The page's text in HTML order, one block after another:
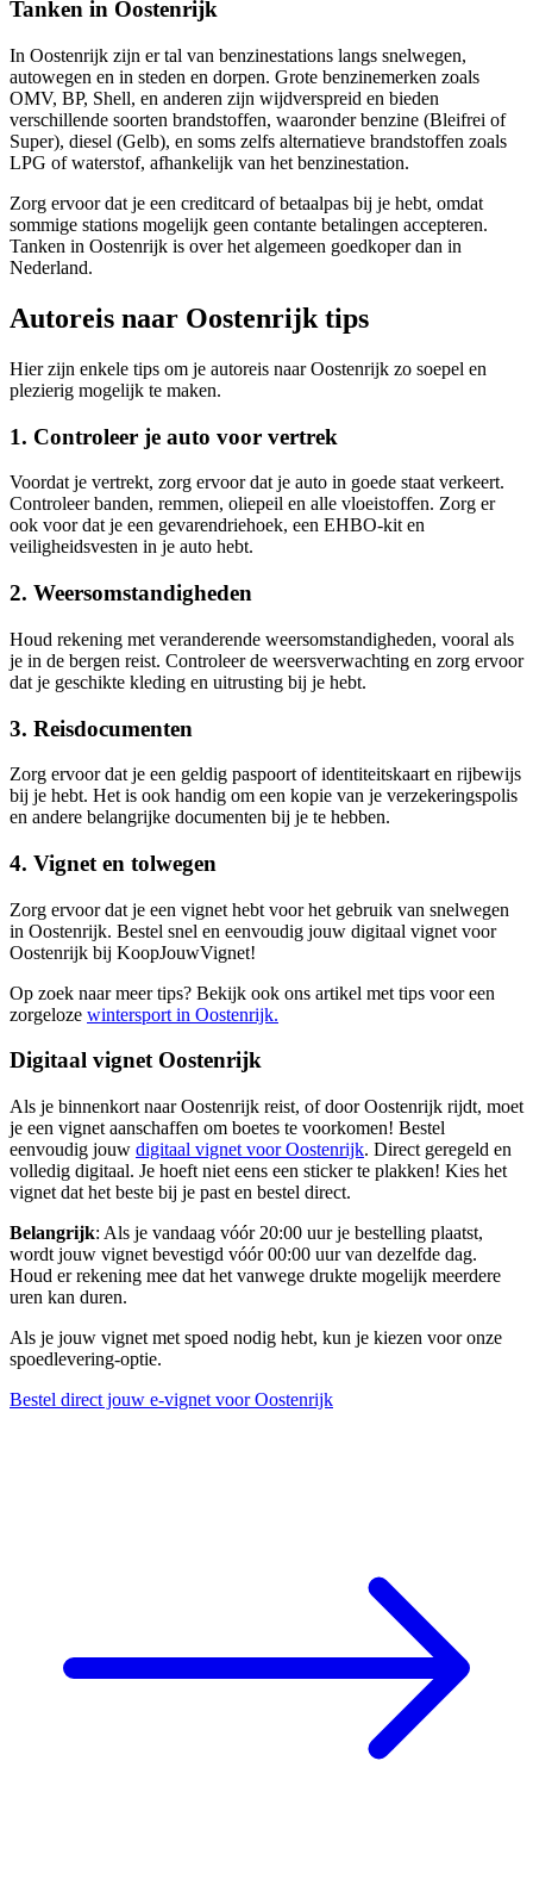
Tanken in Oostenrijk
In Oostenrijk zijn er tal van benzinestations langs snelwegen,
autowegen en in steden en dorpen. Grote benzinemerken zoals
OMV, BP, Shell, en anderen zijn wijdverspreid en bieden
verschillende soorten brandstoffen, waaronder benzine (Bleifrei of
Super), diesel (Gelb), en soms zelfs alternatieve brandstoffen zoals
LPG of waterstof, afhankelijk van het benzinestation.
Zorg ervoor dat je een creditcard of betaalpas bij je hebt, omdat
sommige stations mogelijk geen contante betalingen accepteren.
Tanken in Oostenrijk is over het algemeen goedkoper dan in
Nederland.
Autoreis naar Oostenrijk tips
Hier zijn enkele tips om je autoreis naar Oostenrijk zo soepel en
plezierig mogelijk te maken.
1. Controleer je auto voor vertrek
Voordat je vertrekt, zorg ervoor dat je auto in goede staat verkeert.
Controleer banden, remmen, oliepeil en alle vloeistoffen. Zorg er
ook voor dat je een gevarendriehoek, een EHBO-kit en
veiligheidsvesten in je auto hebt.
2. Weersomstandigheden
Houd rekening met veranderende weersomstandigheden, vooral als
je in de bergen reist. Controleer de weersverwachting en zorg ervoor
dat je geschikte kleding en uitrusting bij je hebt.
3. Reisdocumenten
Zorg ervoor dat je een geldig paspoort of identiteitskaart en rijbewijs
bij je hebt. Het is ook handig om een kopie van je verzekeringspolis
en andere belangrijke documenten bij je te hebben.
4. Vignet en tolwegen
Zorg ervoor dat je een vignet hebt voor het gebruik van snelwegen
in Oostenrijk. Bestel snel en eenvoudig jouw digitaal vignet voor
Oostenrijk bij KoopJouwVignet!
Op zoek naar meer tips? Bekijk ook ons artikel met tips voor een
zorgeloze wintersport in Oostenrijk.
Digitaal vignet Oostenrijk
Als je binnenkort naar Oostenrijk reist, of door Oostenrijk rijdt, moet
je een vignet aanschaffen om boetes te voorkomen! Bestel
eenvoudig jouw digitaal vignet voor Oostenrijk. Direct geregeld en
volledig digitaal. Je hoeft niet eens een sticker te plakken! Kies het
vignet dat het beste bij je past en bestel direct.
Belangrijk: Als je vandaag vóór 20:00 uur je bestelling plaatst,
wordt jouw vignet bevestigd vóór 00:00 uur van dezelfde dag.
Houd er rekening mee dat het vanwege drukte mogelijk meerdere
uren kan duren.
Als je jouw vignet met spoed nodig hebt, kun je kiezen voor onze
spoedlevering-optie.
Bestel direct jouw e-vignet voor Oostenrijk